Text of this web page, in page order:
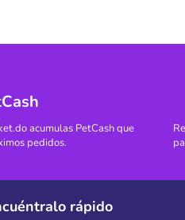
acumulas PetCash que
pedidos.
rápido